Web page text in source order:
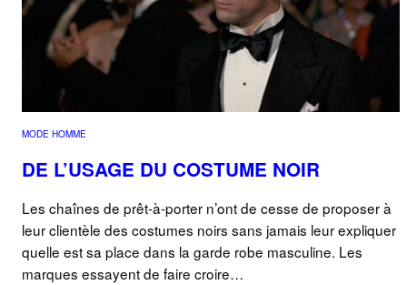
MODE HOMME
DE L’USAGE DU COSTUME NOIR
Les chaînes de prêt-à-porter n’ont de cesse de proposer à
leur clientèle des costumes noirs sans jamais leur expliquer
quelle est sa place dans la garde robe masculine. Les
marques essayent de faire croire…